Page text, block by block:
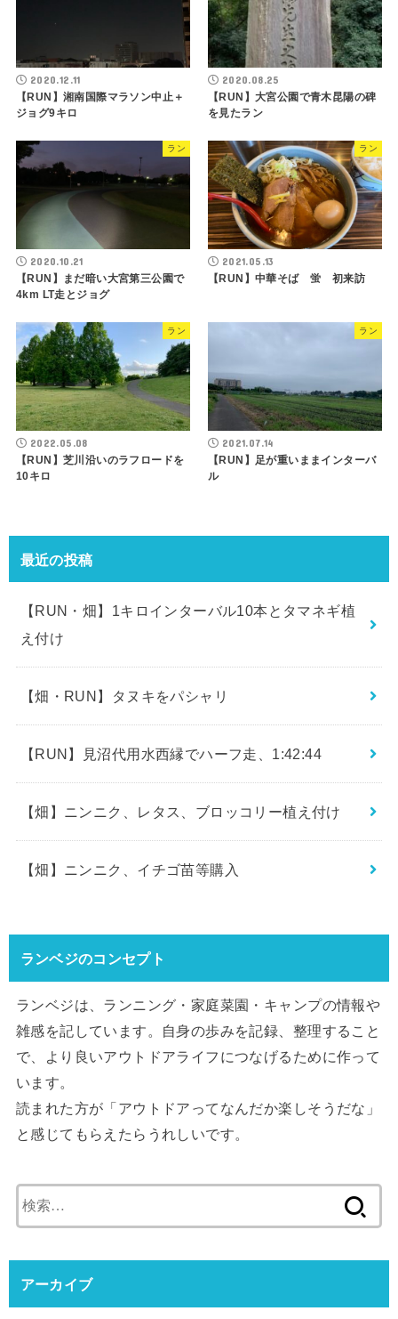
2020.12.11
【RUN】湘南国際マラソン中止＋
ジョグ9キロ
2020.08.25
【RUN】大宮公園で青木昆陽の碑
を見たラン
ラン
2020.10.21
【RUN】まだ暗い大宮第三公園で
4km LT走とジョグ
ラン
2021.05.13
【RUN】中華そば 蛍 初来訪
ラン
2022.05.08
【RUN】芝川沿いのラフロードを
10キロ
ラン
2021.07.14
【RUN】足が重いままインターバ
ル
最近の投稿
【RUN・畑】1キロインターバル10本とタマネギ植
え付け
【畑・RUN】タヌキをパシャリ
【RUN】見沼代用水西縁でハーフ走、1:42:44
【畑】ニンニク、レタス、ブロッコリー植え付け
【畑】ニンニク、イチゴ苗等購入
ランベジのコンセプト
ランベジは、ランニング・家庭菜園・キャンプの情報や
雑感を記しています。自身の歩みを記録、整理すること
で、より良いアウトドアライフにつなげるために作って
います。
読まれた方が「アウトドアってなんだか楽しそうだな」
と感じてもらえたらうれしいです。
索:
アーカイブ